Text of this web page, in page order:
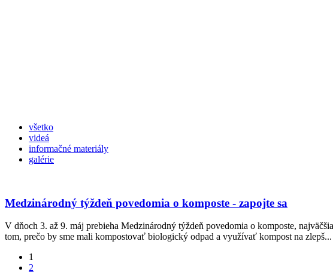
všetko
videá
informačné materiály
galérie
Medzinárodný týždeň povedomia o komposte - zapojte sa
V dňoch 3. až 9. máj prebieha Medzinárodný týždeň povedomia o komposte,
tom, prečo by sme mali kompostovať biologický odpad a využívať kompost na zlepš...
1
2